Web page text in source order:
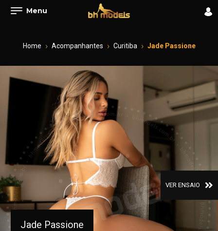
Menu
Home Acompanhantes Curitiba Jade Passione
Jade Passione
VER ENSAIO